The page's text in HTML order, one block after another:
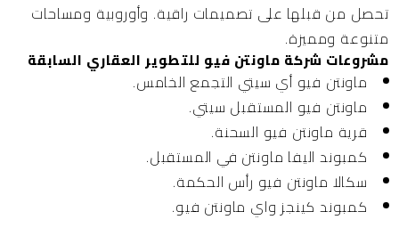
تحصل من قبلها على تصميمات راقية. وأوروبية ومساحات
متنوعة ومميزة.
مشروعات شركة ماونتن فيو للتطوير العقاري السابقة
ماونتن فيو أي سيتي التجمع الخامس.
ماونتن فيو المستقبل سيتي.
قرية ماونتن فيو السحنة.
كمبوند اليفا ماونتن في المستقبل.
سكالا ماونتن فيو رأس الحكمة.
كمبوند كينجز واي ماونتن فيو.